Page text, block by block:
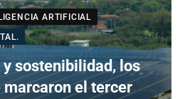
ARTIFICIAL
sostenibilidad, los
el tercer